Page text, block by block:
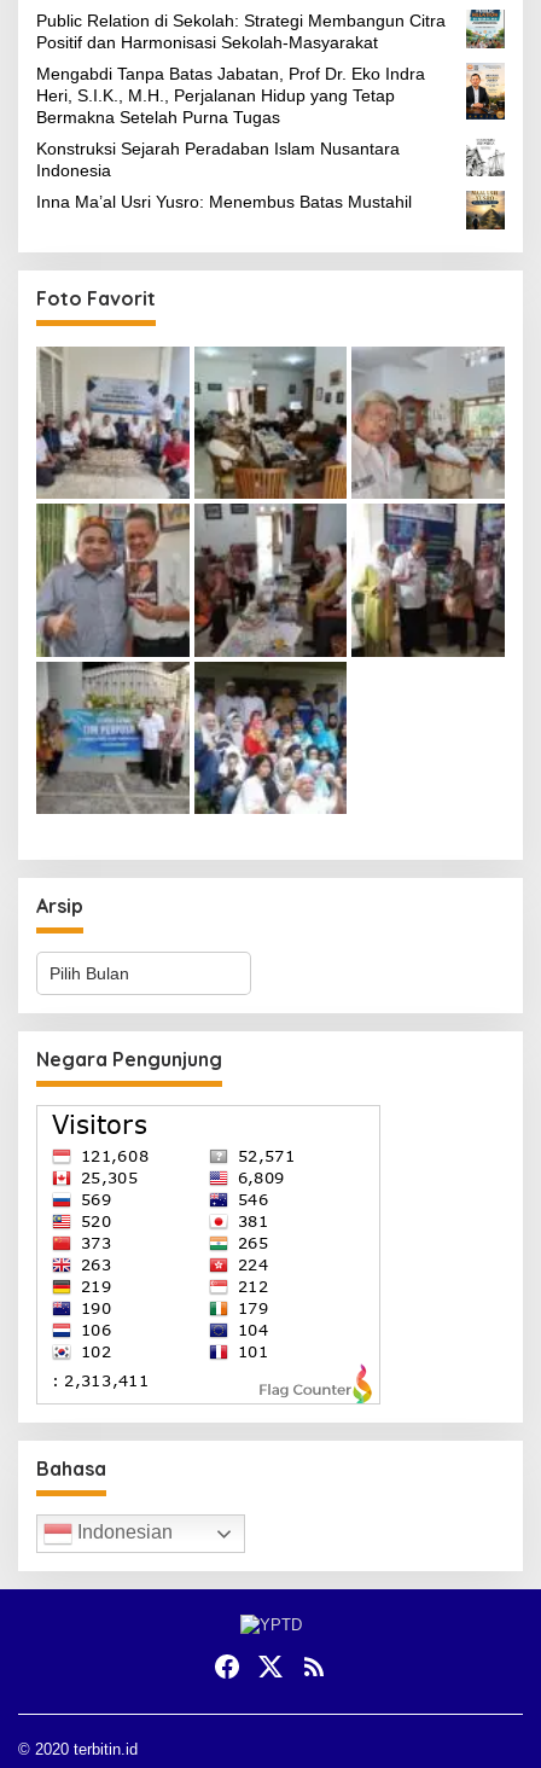
Public Relation di Sekolah: Strategi Membangun Citra
Positif dan Harmonisasi Sekolah-Masyarakat
Mengabdi Tanpa Batas Jabatan, Prof Dr. Eko Indra
Heri, S.I.K., M.H., Perjalanan Hidup yang Tetap
Bermakna Setelah Purna Tugas
Konstruksi Sejarah Peradaban Islam Nusantara
Indonesia
Inna Ma’al Usri Yusro: Menembus Batas Mustahil
Foto Favorit
Arsip
Arsip
Negara Pengunjung
Bahasa
Indonesian
© 2020 terbitin.id